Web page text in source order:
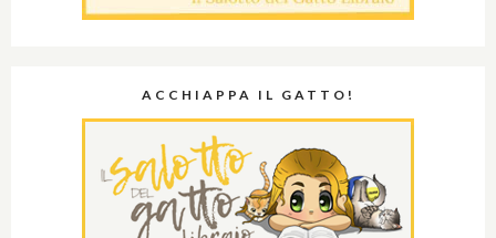
ACCHIAPPA IL GATTO!